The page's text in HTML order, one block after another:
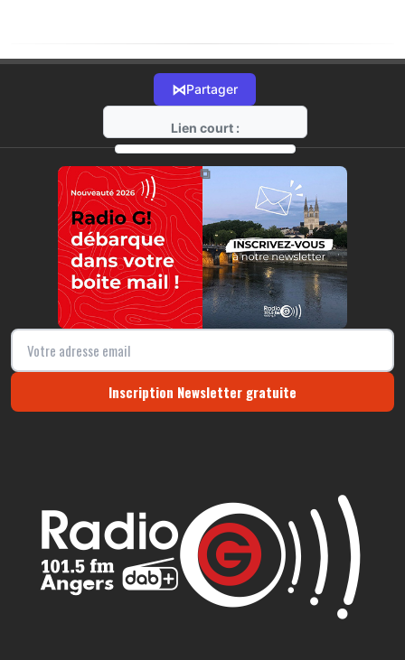
⋈Partager
Lien court :
https://radio-g.fr?13186
⧉
Inscription Newsletter gratuite